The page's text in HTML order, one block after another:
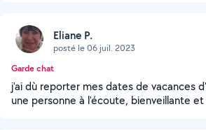
Eliane P.
posté le 06 juil. 2023
Garde chat
j'ai dù reporter mes dates de vacances
une personne à l'écoute, bienveillante et